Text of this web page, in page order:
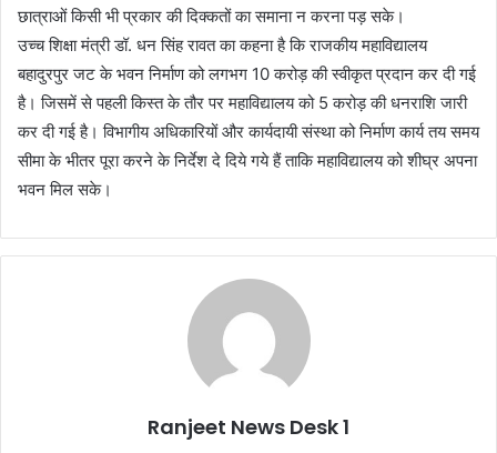
छात्राओं किसी भी प्रकार की दिक्कतों का समाना न करना पड़ सके।
उच्च शिक्षा मंत्री डॉ. धन सिंह रावत का कहना है कि राजकीय महाविद्यालय
बहादुरपुर जट के भवन निर्माण को लगभग 10 करोड़ की स्वीकृत प्रदान कर दी गई
है। जिसमें से पहली किस्त के तौर पर महाविद्यालय को 5 करोड़ की धनराशि जारी
कर दी गई है। विभागीय अधिकारियों और कार्यदायी संस्था को निर्माण कार्य तय समय
सीमा के भीतर पूरा करने के निर्देश दे दिये गये हैं ताकि महाविद्यालय को शीघ्र अपना
भवन मिल सके।
Ranjeet News Desk 1